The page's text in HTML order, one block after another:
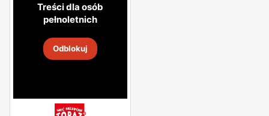
Treści dla osób
pełnoletnich
Odblokuj